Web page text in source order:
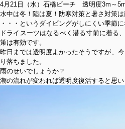
4月21日（水）石橋ビーチ 透明度3m
水中は冬！陸は夏！防寒対策と暑さ対策は
・・・というダイビングがしにくい季節に
ドライスーツはなるべく潜る寸前に着る
策は有効です。
昨日までは透明度よかったそうですが、
り落ちました。
雨のせいでしょうか？
潮の流れが変われば透明度復活すると思い